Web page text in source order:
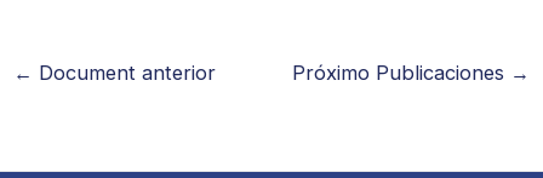
← Document anterior Próximo Publicaciones →